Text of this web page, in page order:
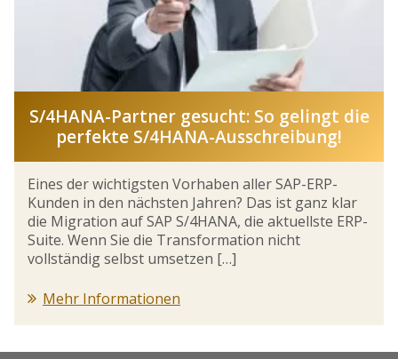
S/4HANA-Partner gesucht: So gelingt die
perfekte S/4HANA-Ausschreibung!
Eines der wichtigsten Vorhaben aller SAP-ERP-
Kunden in den nächsten Jahren? Das ist ganz klar
die Migration auf SAP S/4HANA, die aktuellste ERP-
Suite. Wenn Sie die Transformation nicht
vollständig selbst umsetzen […]
Mehr Informationen